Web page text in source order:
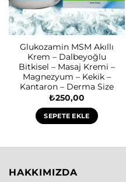
Glukozamin MSM Akıllı
Krem – Dalbeyoğlu
Bitkisel – Masaj Kremi –
Magnezyum – Kekik –
Kantaron – Derma Size
₺250,00
SEPETE EKLE
HAKKIMIZDA